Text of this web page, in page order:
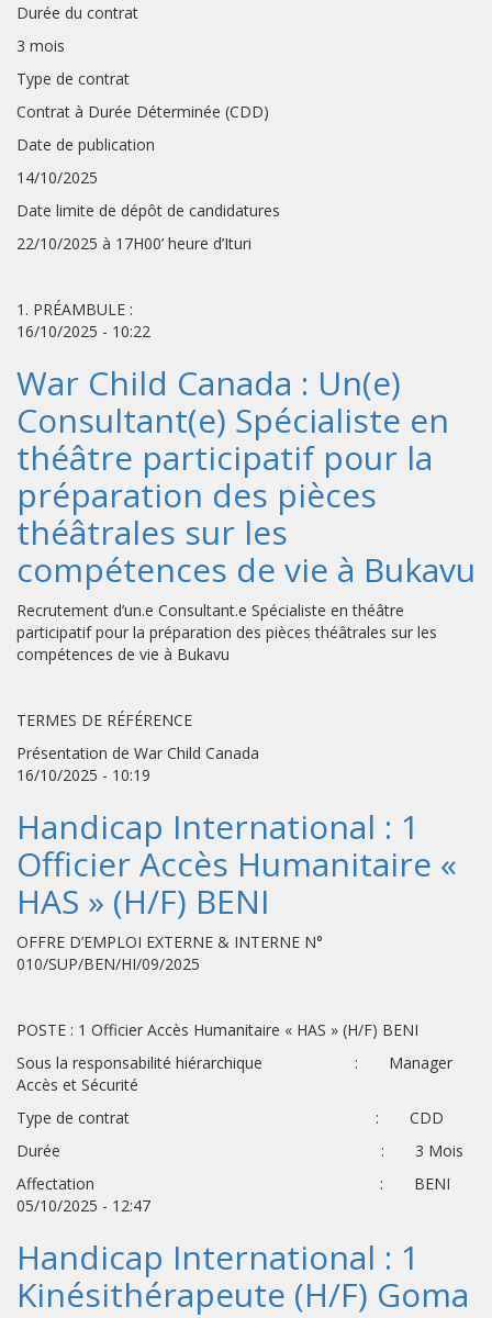
Durée du contrat
3 mois
Type de contrat
Contrat à Durée Déterminée (CDD)
Date de publication
14/10/2025
Date limite de dépôt de candidatures
22/10/2025 à 17H00’ heure d’Ituri
1. PRÉAMBULE :
16/10/2025 - 10:22
War Child Canada : Un(e)
Consultant(e) Spécialiste en
théâtre participatif pour la
préparation des pièces
théâtrales sur les
compétences de vie à Bukavu
Recrutement d’un.e Consultant.e Spécialiste en théâtre
participatif pour la préparation des pièces théâtrales sur les
compétences de vie à Bukavu
TERMES DE RÉFÉRENCE
Présentation de War Child Canada
16/10/2025 - 10:19
Handicap International : 1
Officier Accès Humanitaire «
HAS » (H/F) BENI
OFFRE D’EMPLOI EXTERNE & INTERNE N°
010/SUP/BEN/HI/09/2025
POSTE : 1 Officier Accès Humanitaire « HAS » (H/F) BENI
Sous la responsabilité hiérarchique : Manager
Accès et Sécurité
Type de contrat : CDD
Durée : 3 Mois
Affectation : BENI
05/10/2025 - 12:47
Handicap International : 1
Kinésithérapeute (H/F) Goma